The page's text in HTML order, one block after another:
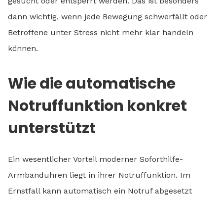
dann wichtig, wenn jede Bewegung schwerfällt oder
Betroffene unter Stress nicht mehr klar handeln
können.
Wie die automatische
Notruffunktion konkret
unterstützt
Ein wesentlicher Vorteil moderner Soforthilfe-
Armbanduhren liegt in ihrer Notruffunktion. Im
Ernstfall kann automatisch ein Notruf abgesetzt